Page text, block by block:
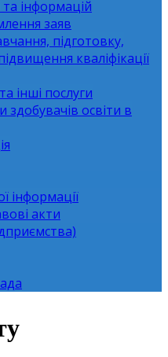
інформацій
заяв
підготовку,
кваліфікації
інші послуги
освіти в
інформації
акти